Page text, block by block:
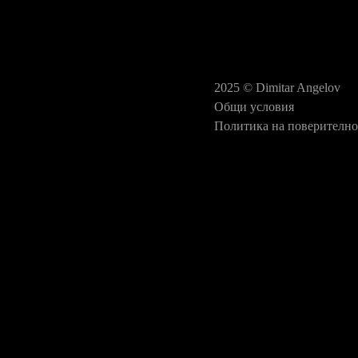
2025 © Dimitar Angelov
Общи условия
Политика на